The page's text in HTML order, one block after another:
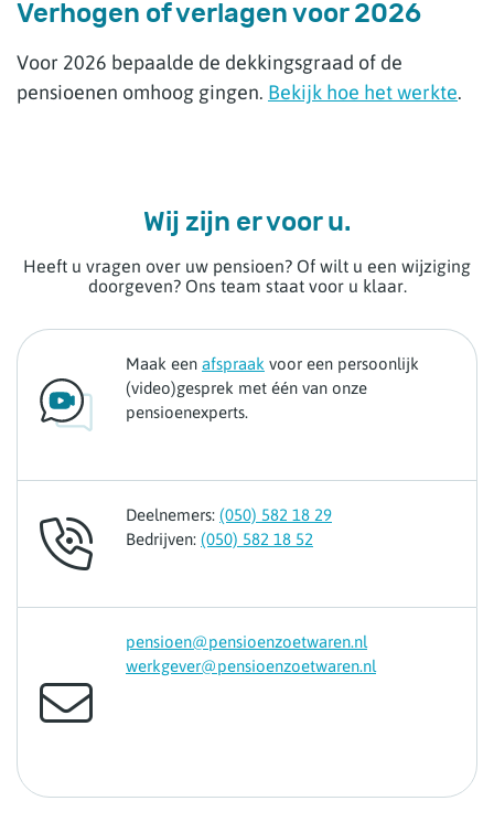
Verhogen of verlagen voor 2026
Voor 2026 bepaalde de dekkingsgraad of de
pensioenen omhoog gingen. Bekijk hoe het werkte.
Wij zijn er voor u.
Heeft u vragen over uw pensioen? Of wilt u een wijziging
doorgeven? Ons team staat voor u klaar.
Maak een afspraak voor een persoonlijk
(video)gesprek met één van onze
pensioenexperts.
Deelnemers: (050) 582 18 29
Bedrijven: (050) 582 18 52
pensioen@pensioenzoetwaren.nl
werkgever@pensioenzoetwaren.nl